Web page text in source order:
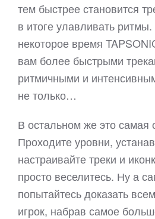
тем быстрее становится
в итоге улавливать
некоторое время
вам более быстрыми
ритмичными и
не только…
В остальном же это самая
Проходите уровни,
настраивайте треки и
просто веселитесь. Ну а
попытайтесь доказать
игрок, набрав самое